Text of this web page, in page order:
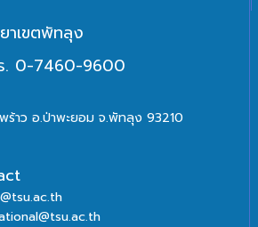
าเขตพัทลุง
. 0-7460-9600
าว อ.ป่าพะยอม จ.พัทลุง 93210